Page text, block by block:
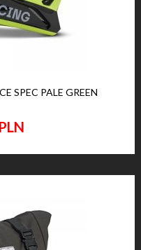
SPEC PALE GREEN
PLN